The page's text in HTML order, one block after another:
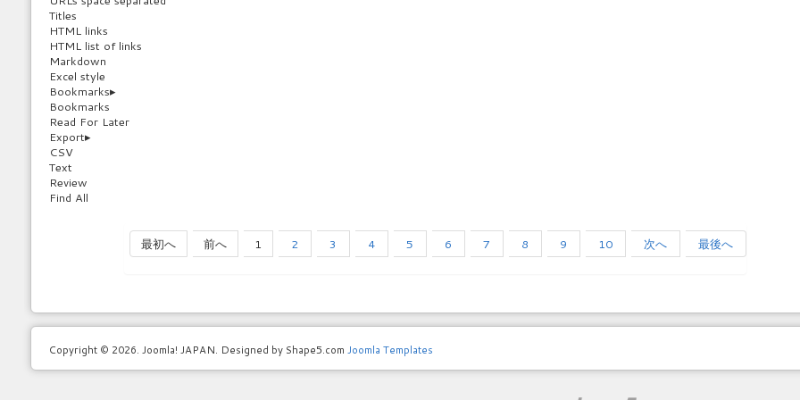
Titles
HTML links
HTML list of links
Markdown
Excel style
Bookmarks▸
Bookmarks
Read For Later
Export▸
CSV
Text
Review
Find All
最初へ 前へ 1 2 3 4 5 6 7 8 9 10 次へ 最後へ
Copyright © 2026. Joomla! JAPAN. Designed by Shape5.com Joomla Templates